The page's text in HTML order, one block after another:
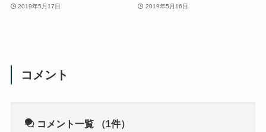
2019年5月17日 2019年5月16日
コメント
コメント一覧 （1件）